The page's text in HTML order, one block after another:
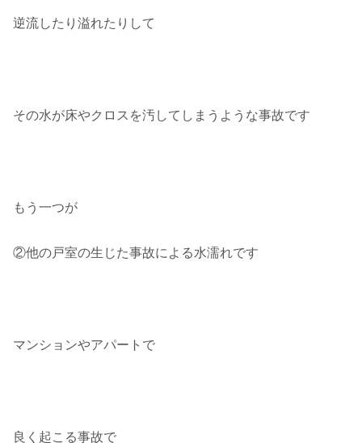
逆流したり溢れたりして
その水が床やクロスを汚してしまうような事故です
もう一つが
②他の戸室の生じた事故による水濡れです
マンションやアパートで
良く起こる事故で